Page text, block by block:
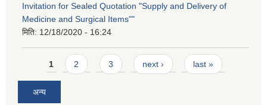
Invitation for Sealed Quotation "Supply and Delivery of
Medicine and Surgical Items""
मिति: 12/18/2020 - 16:24
Pages
1 2 3 next › last »
अन्य